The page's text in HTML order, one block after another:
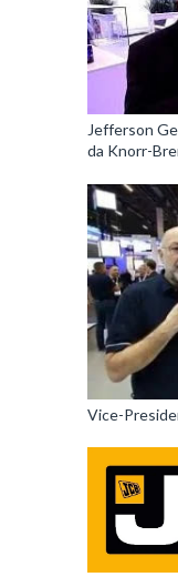
Jefferson
da Knorr-
Vice-